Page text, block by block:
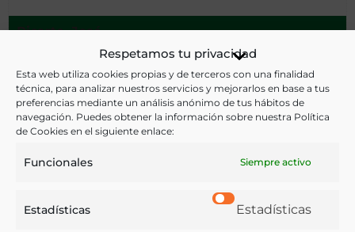
Respetamos tu privacidad
Esta web utiliza cookies propias y de terceros con una finalidad
técnica, para analizar nuestros servicios y mejorarlos en base a tus
preferencias mediante un análisis anónimo de tus hábitos de
navegación. Puedes obtener la información sobre nuestra Política
de Cookies en el siguiente enlace:
Funcionales Siempre activo
Estadísticas Estadísticas
Ricarte, José
Pontevedra - 1893